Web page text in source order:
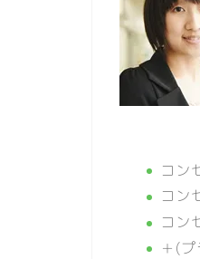
コン
コン
コン
＋(